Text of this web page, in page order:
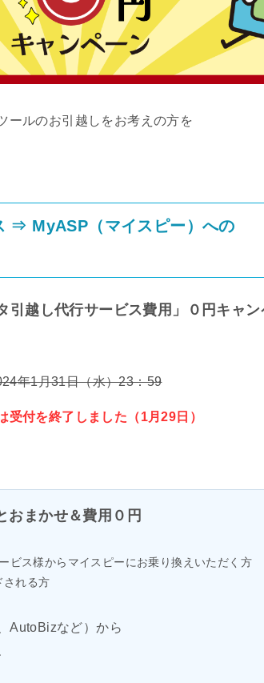
ールのお引越しをお考えの方を
⇒ MyASP（マイスピー）への
引越し代行サービス費用」０円キャン
年1月31日（水）23：59
付を終了しました（1月29日）
おまかせ＆費用０円
ビス様からマイスピーにお乗り換えいただく方
される方
AutoBizなど）から